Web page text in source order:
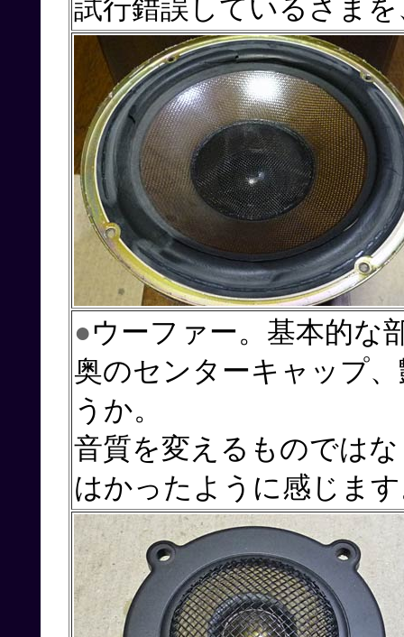
試行錯誤しているさま
●ウーファー。基本的な
奥のセンターキャップ
うか。
音質を変えるものでは
はかったように感じま